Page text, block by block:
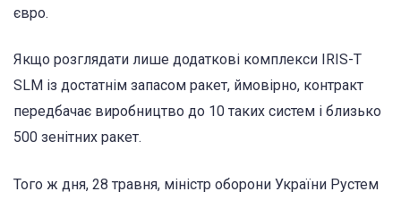
євро.
Якщо розглядати лише додаткові комплекси IRIS-T
SLM із достатнім запасом ракет, ймовірно, контракт
передбачає виробництво до 10 таких систем і близько
500 зенітних ракет.
Того ж дня, 28 травня, міністр оборони України Рустем